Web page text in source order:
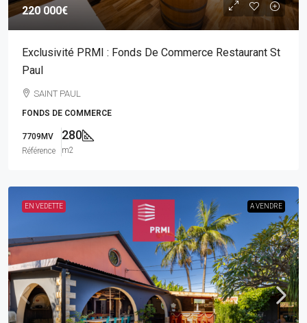
220 000€
Exclusivité PRMI : Fonds De Commerce Restaurant St
Paul
SAINT PAUL
FONDS DE COMMERCE
7709MV
Référence
280
m2
EN VEDETTE A VENDRE